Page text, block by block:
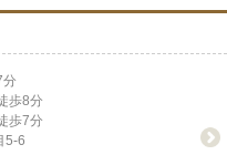
分
歩8分
歩7分
5-6